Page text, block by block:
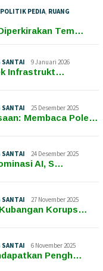
POLITIK PEDIA, RUANG
Tem…
SANTAI 9 Januari 2026
Infrastrukt…
SANTAI 25 Desember 2025
Membaca Pole…
SANTAI 24 Desember 2025
AI, S…
SANTAI 27 November 2025
Korups…
SANTAI 6 November 2025
Pengh…